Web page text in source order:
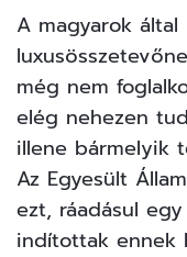
A magyarok
még nem
elég nehezen
illene bármelyik
Az Egyesült
ezt, ráadásul
indítottak ennek